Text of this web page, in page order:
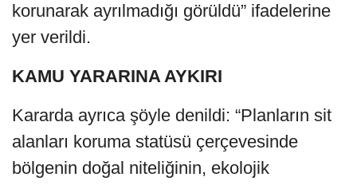
korunarak ayrılmadığı görüldü” ifadelerine
yer verildi.
KAMU YARARINA AYKIRI
Kararda ayrıca şöyle denildi: “Planların sit
alanları koruma statüsü çerçevesinde
bölgenin doğal niteliğinin, ekolojik